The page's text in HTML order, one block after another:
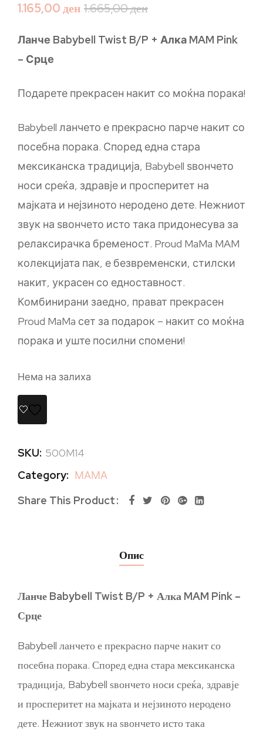
1.665,00ден
1.165,00ден
Ланче Babybell Twist B/P + Алка MAM Pink
– Срце
Подарете прекрасен накит со моќна порака!
Babybell ланчето е прекрасно парче накит со
посебна порака. Според една стара
мексиканска традиција, Babybell ѕвончето
носи среќа, здравје и просперитет на
мајката и нејзиното неродено дете. Нежниот
звук на ѕвончето исто така придонесува за
релаксирачка бременост. Proud MaMa MAM
колекцијата пак, е безвременски, стилски
накит, украсен со едноставност.
Комбинирани заедно, прават прекрасен
Proud MaMa сет за подарок – накит со моќна
порака и уште посилни спомени!
Нема на залиха
SKU: 500M14
Category: МАМА
Share This Product
Опис
Ланче Babybell Twist B/P + Алка MAM Pink –
Срце
Babybell ланчето е прекрасно парче накит со
посебна порака. Според една стара мексиканска
традиција, Babybell ѕвончето носи среќа, здравје
и просперитет на мајката и нејзиното неродено
дете. Нежниот звук на ѕвончето исто така